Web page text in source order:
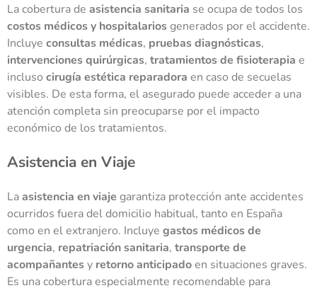
La cobertura de asistencia sanitaria se ocupa de todos los
costos médicos y hospitalariosgenerados por el accidente.
Incluye consultas médicas, pruebas diagnósticas,
intervenciones quirúrgicas, tratamientos de fisioterapia e
incluso cirugía estética reparadora en caso de secuelas
visibles. De esta forma, el asegurado puede acceder a una
atención completa sin preocuparse por el impacto
económico de los tratamientos.
Asistencia en Viaje
Laasistencia en viaje garantiza protección ante accidentes
ocurridos fuera del domicilio habitual, tanto en España
como en el extranjero. Incluye gastos médicos de
urgencia, repatriación sanitaria, transporte de
acompañantesy retorno anticipadoen situaciones graves.
Es una cobertura especialmente recomendable para